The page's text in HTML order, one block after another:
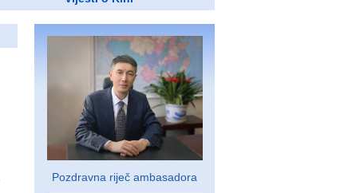
Pozdravna riječ ambasadora